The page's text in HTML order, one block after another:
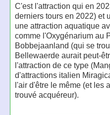
C'est l'attraction qui en
derniers tours en 2022) et
une attraction aquatique
comme l'Oxygénarium au
Bobbejaanland (qui se
Bellewaerde aurait peut-
l'attraction de ce type
d'attractions italien
l'air d'être le même (et les
trouvé acquéreur).